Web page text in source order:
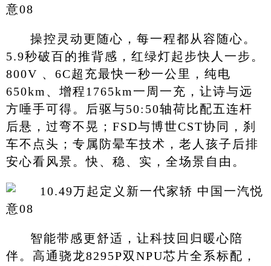
操控灵动更随心，每一程都从容随心。
5.9秒破百的推背感，红绿灯起步快人一步。
800V 、6C超充最快一秒一公里，纯电
650km、增程1765km一周一充，让诗与远
方唾手可得。后驱与50:50轴荷比配五连杆
后悬，过弯不晃；FSD与博世CST协同，刹
车不点头；专属防晕车技术，老人孩子后排
安心看风景。快、稳、实，全场景自由。
智能带感更舒适，让科技回归暖心陪
伴。高通骁龙8295P双NPU芯片全系标配，